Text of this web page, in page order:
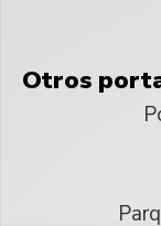
Otros